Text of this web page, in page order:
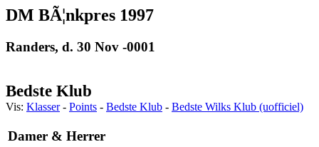
DM BÃ¦nkpres 1997
Randers, d. 30 Nov -0001
Bedste Klub
Vis: Klasser- Points - Bedste Klub - Bedste Wilks Klub (uofficiel)
Damer & Herrer